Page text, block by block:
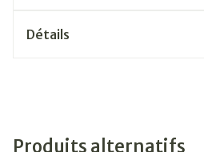
Détails
Produits alternatifs